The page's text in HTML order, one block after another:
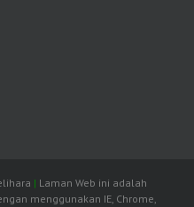
| Laman Web ini adalah
menggunakan IE, Chrome,